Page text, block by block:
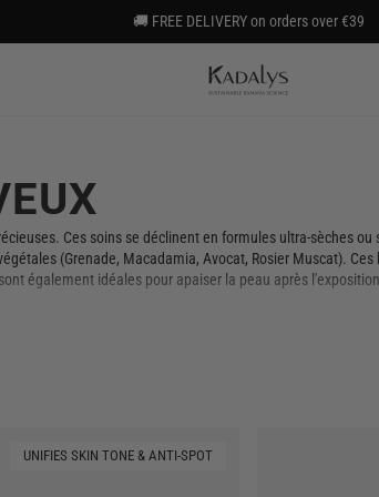
🚚 FREE DELIVERY on orders over €39
Ces soins se déclinent en formules ultra-sèches
(Grenade, Macadamia, Avocat, Rosier Muscat).
également idéales pour apaiser la peau après l'exposition
UNIFIES SKIN TONE & ANTI-SPOT